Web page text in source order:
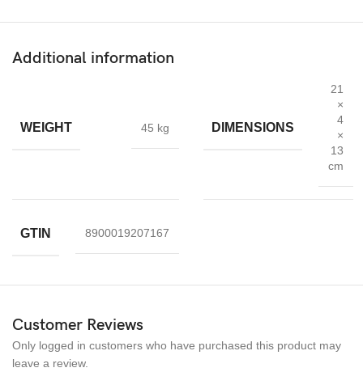
Snabb leverans
och Levereras i ett skyddande bubbelkuvert –
Enkel montering och Bubbelfri installation
Garanti:Skärmskydd garanteras 180 dagar
Additional information
WEIGHT 45 kg DIMENSIONS
21
×
4
×
13
cm
GTIN 8900019207167
Customer Reviews
Only logged in customers who have purchased this product may
leave a review.